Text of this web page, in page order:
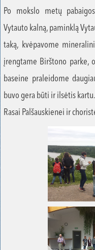
Po mokslo metų
Vytauto kalną, paminklą
taką, kvėpavome
įrengtame Birštono parke,
baseine praleidome
buvo gera būti ir ilsėtis
Rasai Palšauskienei ir